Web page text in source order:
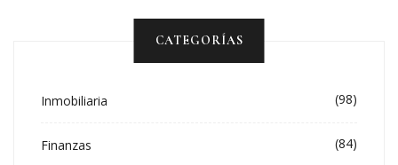
CATEGORÍAS
Inmobiliaria (98)
Finanzas (84)